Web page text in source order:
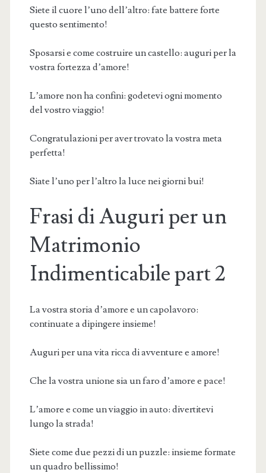
Siete il cuore l’uno dell’altro: fate battere forte
questo sentimento!
Sposarsi e come costruire un castello: auguri per la
vostra fortezza d’amore!
L’amore non ha confini: godetevi ogni momento
del vostro viaggio!
Congratulazioni per aver trovato la vostra meta
perfetta!
Siate l’uno per l’altro la luce nei giorni bui!
Frasi di Auguri per un
Matrimonio
Indimenticabile part 2
La vostra storia d’amore e un capolavoro:
continuate a dipingere insieme!
Auguri per una vita ricca di avventure e amore!
Che la vostra unione sia un faro d’amore e pace!
L’amore e come un viaggio in auto: divertitevi
lungo la strada!
Siete come due pezzi di un puzzle: insieme formate
un quadro bellissimo!